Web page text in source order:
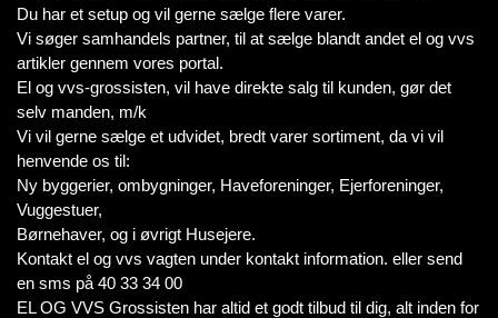
Du har et setup og vil gerne sælge flere varer.
Vi søger samhandels partner, til at sælge blandt andet el og vvs
artikler gennem vores portal.
El og vvs-grossisten, vil have direkte salg til kunden, gør det
selv manden, m/k
Vi vil gerne sælge et udvidet, bredt varer sortiment, da vi vil
henvende os til:
Ny byggerier, ombygninger, Haveforeninger, Ejerforeninger,
Vuggestuer,
Børnehaver, og i øvrigt Husejere.
Kontakt el og vvs vagten under kontakt information. eller send
en sms på 40 33 34 00
EL OG VVS Grossisten har altid et godt tilbud til dig, alt inden for